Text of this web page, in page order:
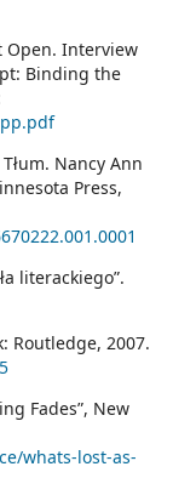
Open. Interview
Binding the
Nancy Ann
Press,
literackiego”.
Routledge, 2007.
Fades”, New
whats-lost-as-